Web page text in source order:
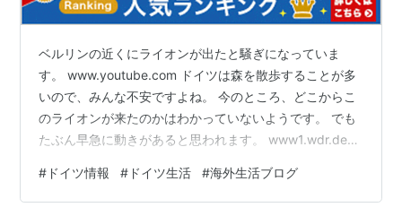
ベルリンの近くにライオンが出たと騒ぎになっていま
す。 www.youtube.com ドイツは森を散歩することが多
いので、みんな不安ですよね。 今のところ、どこからこ
のライオンが来たのかはわかっていないようです。 でも
たぶん早急に動きがあると思われます。 www1.wdr.de
していますが確保されていな様子。 この問題は、他人事
ではないので、怖いですね。 にほんブログ村 ドイツラン
# ドイツ情報 # ドイツ生活 #海外生活ブログ